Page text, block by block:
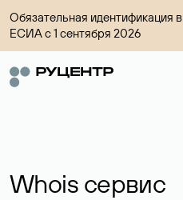
Обязательная идентификация в
ЕСИА с 1 сентября 2026
Whois сервис